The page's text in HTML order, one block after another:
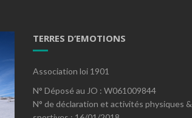
TERRES D’EMOTIONS
Association loi 1901
N° Déposé au JO : W061009844
N° de déclaration et activités physiques &